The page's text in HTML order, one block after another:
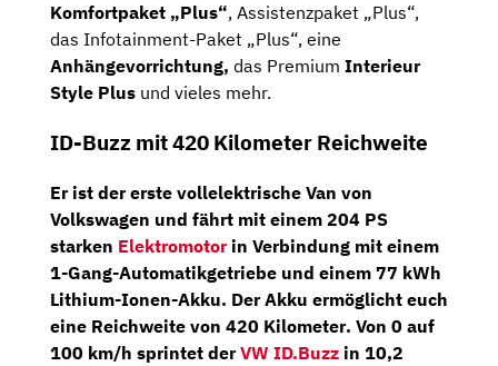
Komfortpaket „Plus“, Assistenzpaket „Plus“,
das Infotainment-Paket „Plus“, eine
Anhängevorrichtung, das Premium Interieur
Style Plus und vieles mehr.
ID-Buzz mit 420 Kilometer Reichweite
Er ist der erste vollelektrische Van von
Volkswagen und fährt mit einem 204 PS
starken Elektromotorin Verbindung mit einem
1-Gang-Automatikgetriebe und einem 77 kWh
Lithium-Ionen-Akku. Der Akku ermöglicht euch
eine Reichweite von 420 Kilometer. Von 0 auf
100 km/h sprintet derVW ID.Buzz in 10,2